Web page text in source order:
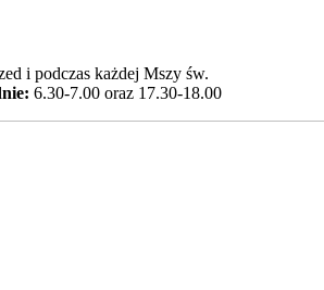
i podczas każdej Mszy św.
6.30-7.00 oraz 17.30-18.00